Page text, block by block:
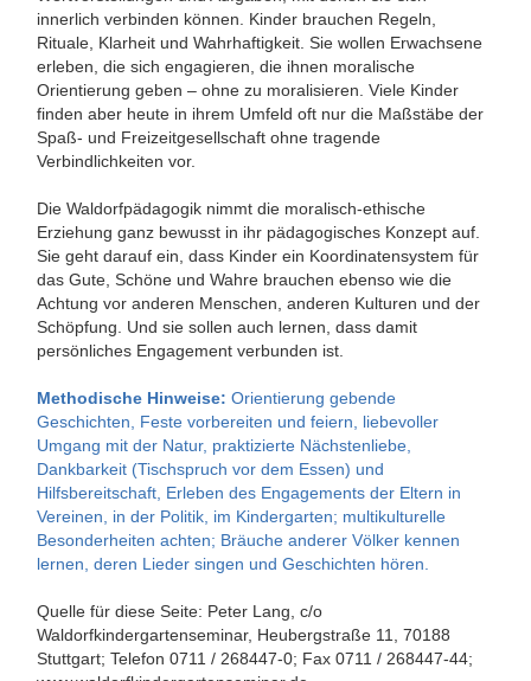
innerlich verbinden können. Kinder brauchen Regeln,
Rituale, Klarheit und Wahrhaftigkeit. Sie wollen Erwachsene
erleben, die sich engagieren, die ihnen moralische
Orientierung geben – ohne zu moralisieren. Viele Kinder
finden aber heute in ihrem Umfeld oft nur die Maßstäbe der
Spaß- und Freizeitgesellschaft ohne tragende
Verbindlichkeiten vor.
Die Waldorfpädagogik nimmt die moralisch-ethische
Erziehung ganz bewusst in ihr pädagogisches Konzept auf.
Sie geht darauf ein, dass Kinder ein Koordinatensystem für
das Gute, Schöne und Wahre brauchen ebenso wie die
Achtung vor anderen Menschen, anderen Kulturen und der
Schöpfung. Und sie sollen auch lernen, dass damit
persönliches Engagement verbunden ist.
Methodische Hinweise: Orientierung gebende
Geschichten, Feste vorbereiten und feiern, liebevoller
Umgang mit der Natur, praktizierte Nächstenliebe,
Dankbarkeit (Tischspruch vor dem Essen) und
Hilfsbereitschaft, Erleben des Engagements der Eltern in
Vereinen, in der Politik, im Kindergarten; multikulturelle
Besonderheiten achten; Bräuche anderer Völker kennen
lernen, deren Lieder singen und Geschichten hören.
Quelle für diese Seite: Peter Lang, c/o
Waldorfkindergartenseminar, Heubergstraße 11, 70188
Stuttgart; Telefon 0711 / 268447-0; Fax 0711 / 268447-44;